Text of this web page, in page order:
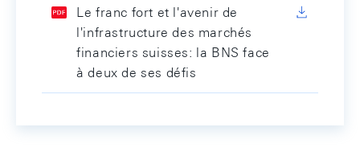
Le franc fort et l'avenir de
l'infrastructure des marchés
financiers suisses: la BNS face
à deux de ses défis